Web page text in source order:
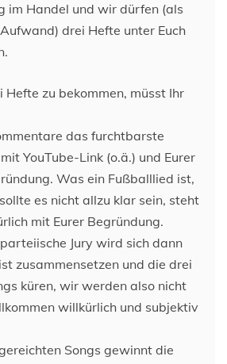
im Handel und wir dürfen (als
drei Hefte unter Euch
Hefte zu bekommen, müsst Ihr
das furchtbarste
YouTube-Link (o.ä.) und Eurer
Was ein Fußballlied ist,
es nicht allzu klar sein, steht
mit Eurer Begründung.
Jury wird sich dann
zusammensetzen und die drei
küren, wir werden also nicht
willkürlich und subjektiv
Songs gewinnt die